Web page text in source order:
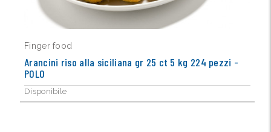
Finger food
Arancini riso alla siciliana gr 25 ct 5 kg 224 pezzi -
POLO
Disponibile